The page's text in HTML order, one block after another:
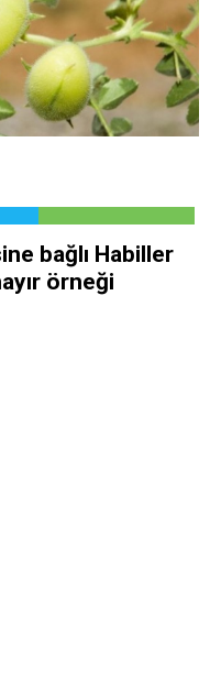
bağlı Habiller
örneği